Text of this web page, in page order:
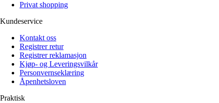
Privat shopping
Kundeservice
Kontakt oss
Registrer retur
Registrer reklamasjon
Kjøp- og Leveringsvilkår
Personvernseklæring
Åpenhetsloven
Praktisk